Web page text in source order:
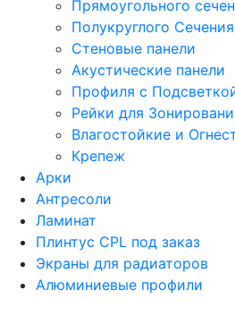
Прямоугольного
Полукруглого Сечения
Стеновые панели
Акустические панели
Профиля с
Рейки для
Влагостойкие и
Крепеж
Арки
Антресоли
Ламинат
Плинтус CPL под заказ
Экраны для радиаторов
Алюминиевые профили